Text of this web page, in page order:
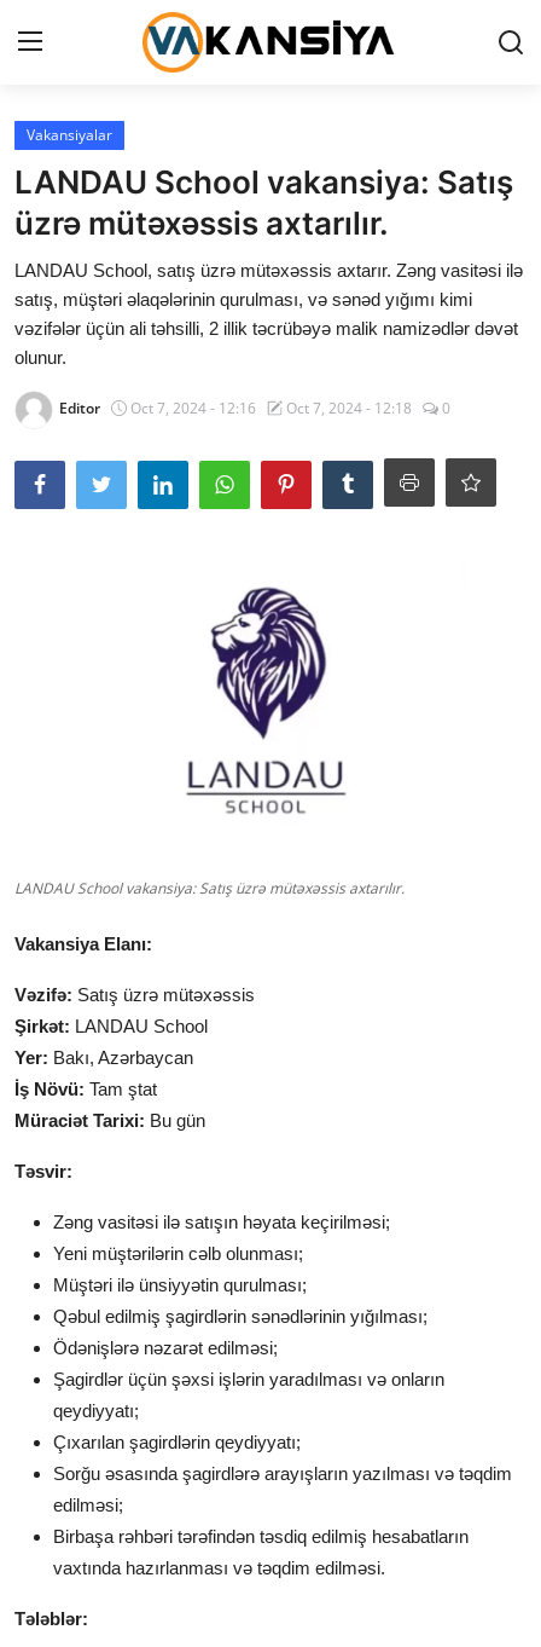
Login
Maliyyə
Əlaqə
Xəbərlər
AZ
Vakansiyalar
LANDAU School vakansiya: Satış
üzrə mütəxəssis axtarılır.
LANDAU School, satış üzrə mütəxəssis axtarır. Zəng vasitəsi ilə
satış, müştəri əlaqələrinin qurulması, və sənəd yığımı kimi
vəzifələr üçün ali təhsilli, 2 illik təcrübəyə malik namizədlər dəvət
olunur.
Editor Oct 7, 2024 - 12:16 Oct 7, 2024 - 12:18 0
LANDAU School vakansiya: Satış üzrə mütəxəssis axtarılır.
Vakansiya Elanı:
Vəzifə: Satış üzrə mütəxəssis
Şirkət: LANDAU School
Yer: Bakı, Azərbaycan
İş Növü: Tam ştat
Müraciət Tarixi: Bu gün
Təsvir:
Zəng vasitəsi ilə satışın həyata keçirilməsi;
Yeni müştərilərin cəlb olunması;
Müştəri ilə ünsiyyətin qurulması;
Qəbul edilmiş şagirdlərin sənədlərinin yığılması;
Ödənişlərə nəzarət edilməsi;
Şagirdlər üçün şəxsi işlərin yaradılması və onların
qeydiyyatı;
Çıxarılan şagirdlərin qeydiyyatı;
Sorğu əsasında şagirdlərə arayışların yazılması və təqdim
edilməsi;
Birbaşa rəhbəri tərəfindən təsdiq edilmiş hesabatların
vaxtında hazırlanması və təqdim edilməsi.
Tələblər: